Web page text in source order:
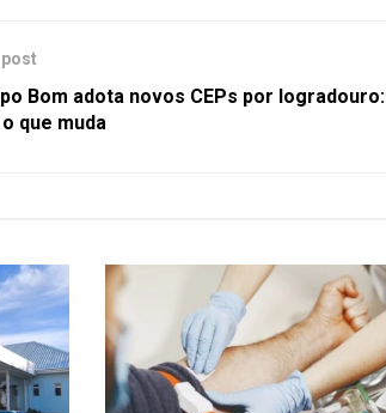
Bom adota novos CEPs por logradouro:
que muda